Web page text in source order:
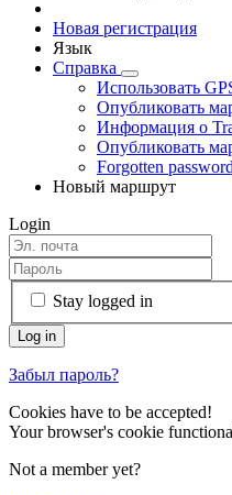
Новая регистрация
Язык
Справка
Использовать
Опубликовать
Информация о
Опубликовать
Forgotten password
Новый маршрут
Login
Stay logged in
Забыл пароль?
Cookies have to be accepted!
Your browser's cookie
Not a member yet?